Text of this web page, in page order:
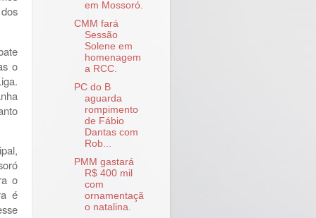
o
o
é
em Mossoró.
CMM fará
Sessão
Solene em
homenagem
a RCC.
PC do B
aguarda
rompimento
de Fábio
Dantas com
Rob...
PMM gastará
R$ 400 mil
com
ornamentaçã
o natalina.